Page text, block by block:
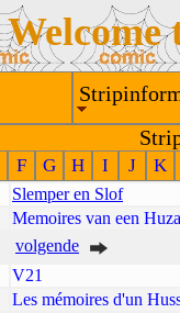
Welcome
F G H I J K
Slemper en Slof
Memoires van een
volgende
V21
Les mémoires d'un